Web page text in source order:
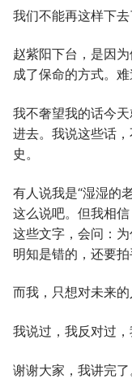
我们不能再这样下去
赵紫阳下台，是因
成了保命的方式。
我不奢望我的话今
进去。我说这些话
史。
有人说我是“湿湿的
这么说吧。但我相
这些文字，会问：
明知是错的，还要拍
而我，只想对未来的
我说过，我反对过，
谢谢大家，我讲完了